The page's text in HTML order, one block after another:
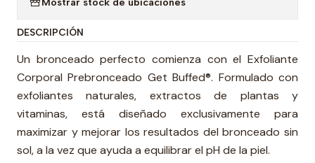
DESCRIPCIÓN
Un bronceado perfecto comienza con el Exfoliante
Corporal Prebronceado Get Buffed®. Formulado con
exfoliantes naturales, extractos de plantas y
vitaminas, está diseñado exclusivamente para
maximizar y mejorar los resultados del bronceado sin
sol, a la vez que ayuda a equilibrar el pH de la piel.